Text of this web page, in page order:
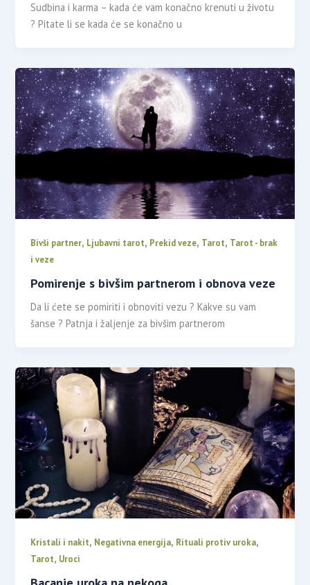
Sudbina i karma – kada će vam konačno krenuti u životu
? Pitate li se kada će se konačno u
Bivši partner, Ljubavni tarot, Prekid veze, Tarot, Tarot - brak
i veze
Pomirenje s bivšim partnerom i obnova veze
Da li ćete se pomiriti i obnoviti vezu ? Kakve su vam
šanse ? Patnja i žaljenje za bivšim partnerom
Kristali i nakit, Negativna energija, Rituali protiv uroka,
Tarot, Uroci